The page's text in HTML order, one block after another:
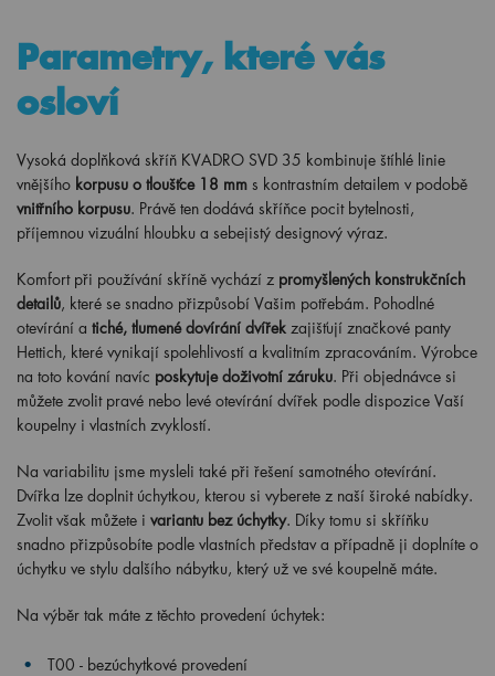
Parametry, které vás
osloví
Vysoká doplňková skříň KVADRO SVD 35 kombinuje štíhlé linie
vnějšího korpusu o tloušťce 18 mm s kontrastním detailem v podobě
vnitřního korpusu. Právě ten dodává skříňce pocit bytelnosti,
příjemnou vizuální hloubku a sebejistý designový výraz.
Komfort při používání skříně vychází z promyšlených konstrukčních
detailů, které se snadno přizpůsobí Vašim potřebám. Pohodlné
otevírání a tiché, tlumené dovírání dvířek zajišťují značkové panty
Hettich, které vynikají spolehlivostí a kvalitním zpracováním. Výrobce
na toto kování navíc poskytuje doživotní záruku. Při objednávce si
můžete zvolit pravé nebo levé otevírání dvířek podle dispozice Vaší
koupelny i vlastních zvyklostí.
Na variabilitu jsme mysleli také při řešení samotného otevírání.
Dvířka lze doplnit úchytkou, kterou si vyberete z naší široké nabídky.
Zvolit však můžete i variantu bez úchytky. Díky tomu si skříňku
snadno přizpůsobíte podle vlastních představ a případně ji doplníte o
úchytku ve stylu dalšího nábytku, který už ve své koupelně máte.
Na výběr tak máte z těchto provedení úchytek:
T00 - bezúchytkové provedení